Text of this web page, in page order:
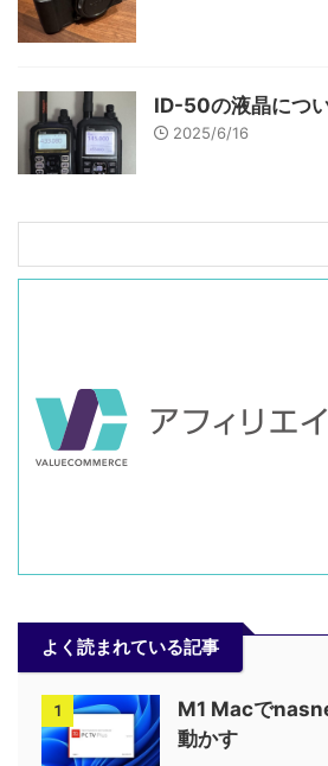
ID-50の液晶につ
2025/6/16
よく読まれている記事
1
M1 Macで
動かす